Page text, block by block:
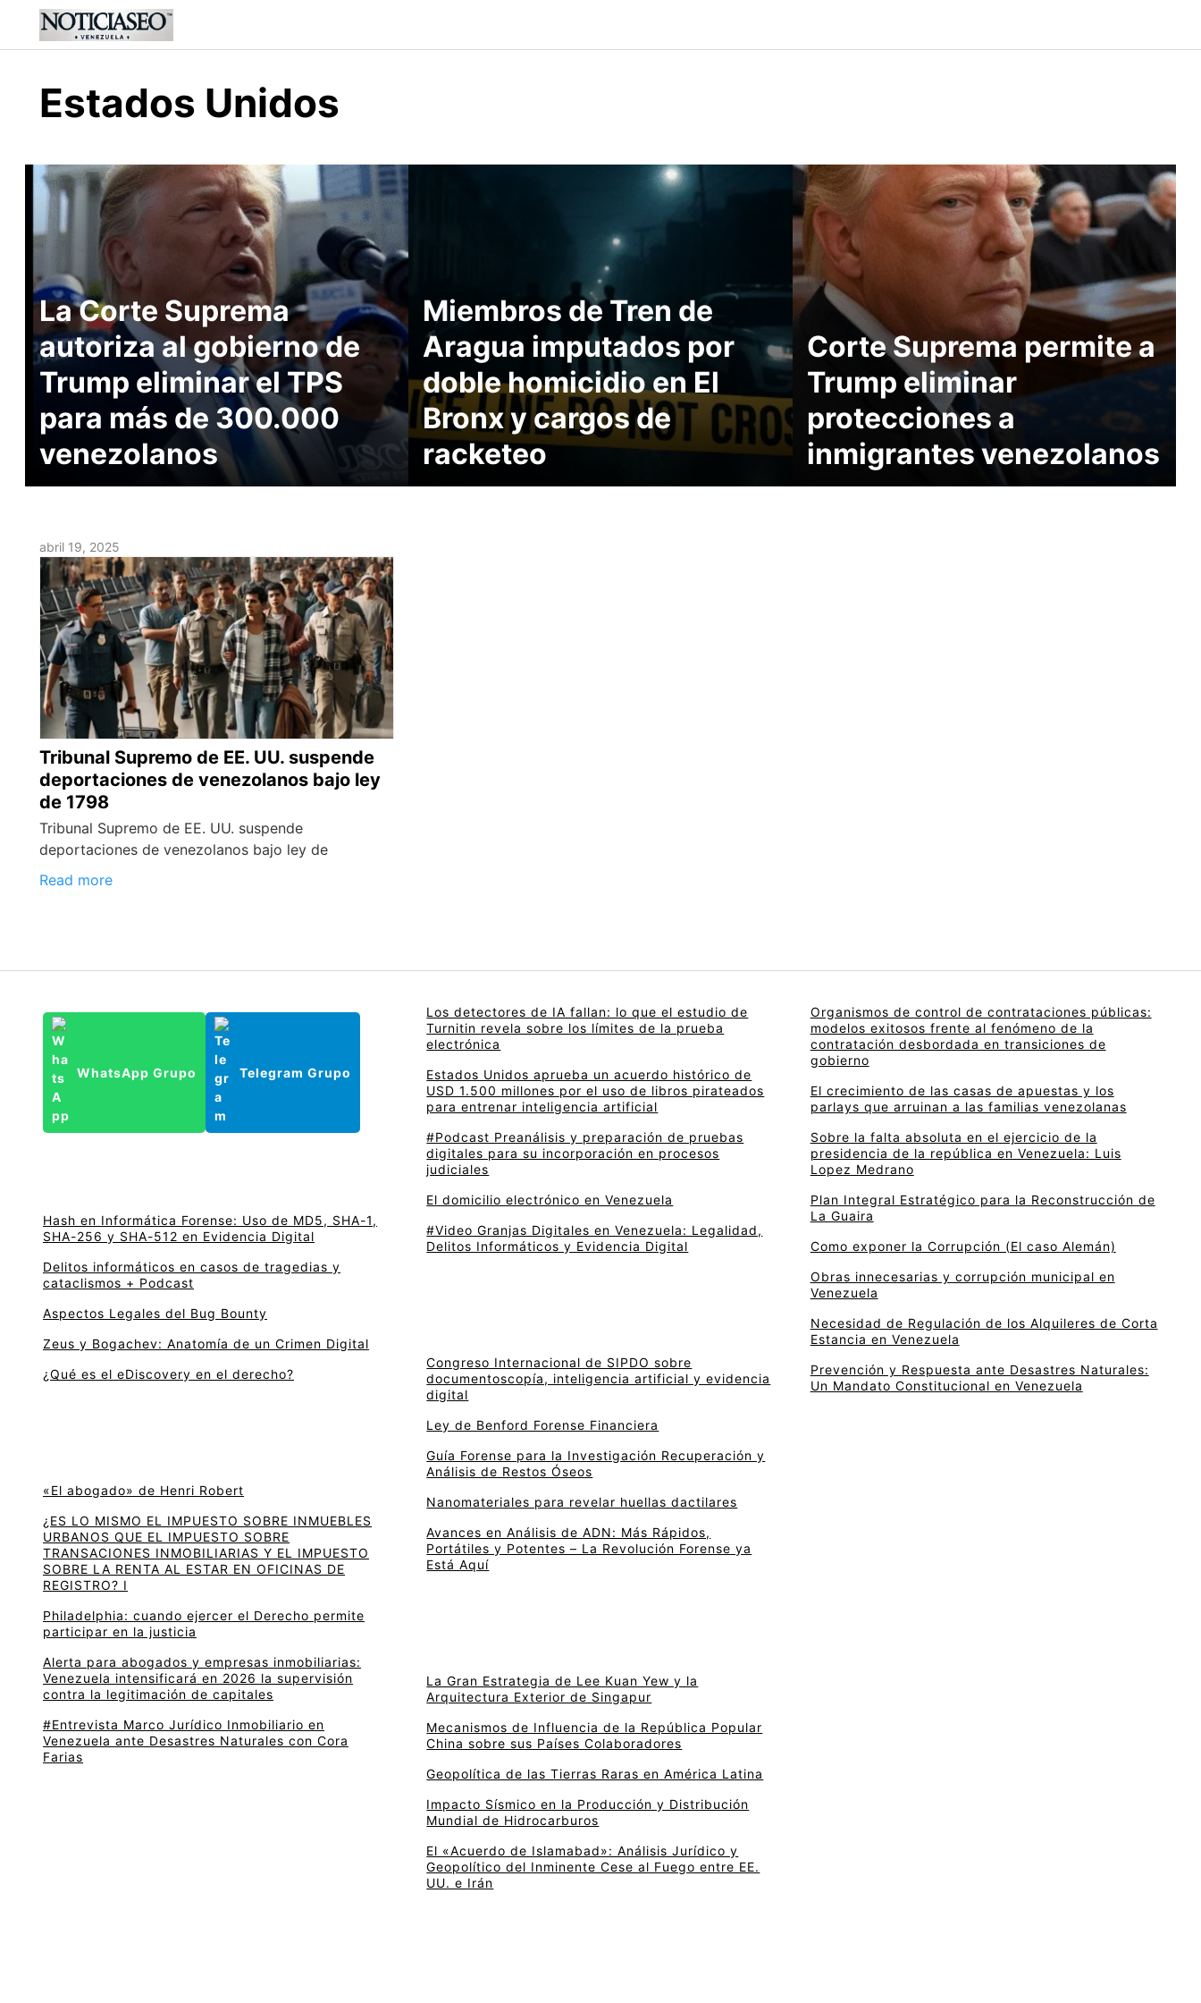
content
Estados Unidos
La Corte Suprema
autoriza al gobierno de
Trump eliminar el TPS
para más de 300.000
venezolanos
Miembros de Tren de
Aragua imputados por
doble homicidio en El
Bronx y cargos de
racketeo
Corte Suprema permite a
Trump eliminar
protecciones a
inmigrantes venezolanos
abril 19, 2025
Tribunal Supremo de EE. UU. suspende
deportaciones de venezolanos bajo ley
de 1798
Tribunal Supremo de EE. UU. suspende
deportaciones de venezolanos bajo ley de
Read more
WhatsApp Grupo Telegram Grupo
Hash en Informática Forense: Uso de MD5, SHA-1,
SHA-256 y SHA-512 en Evidencia Digital
Delitos informáticos en casos de tragedias y
cataclismos + Podcast
Aspectos Legales del Bug Bounty
Zeus y Bogachev: Anatomía de un Crimen Digital
¿Qué es el eDiscovery en el derecho?
«El abogado» de Henri Robert
¿ES LO MISMO EL IMPUESTO SOBRE INMUEBLES
URBANOS QUE EL IMPUESTO SOBRE
TRANSACIONES INMOBILIARIAS Y EL IMPUESTO
SOBRE LA RENTA AL ESTAR EN OFICINAS DE
REGISTRO? I
Philadelphia: cuando ejercer el Derecho permite
participar en la justicia
Alerta para abogados y empresas inmobiliarias:
Venezuela intensificará en 2026 la supervisión
contra la legitimación de capitales
#Entrevista Marco Jurídico Inmobiliario en
Venezuela ante Desastres Naturales con Cora
Farias
Los detectores de IA fallan: lo que el estudio de
Turnitin revela sobre los límites de la prueba
electrónica
Estados Unidos aprueba un acuerdo histórico de
USD 1.500 millones por el uso de libros pirateados
para entrenar inteligencia artificial
#Podcast Preanálisis y preparación de pruebas
digitales para su incorporación en procesos
judiciales
El domicilio electrónico en Venezuela
#Video Granjas Digitales en Venezuela: Legalidad,
Delitos Informáticos y Evidencia Digital
Congreso Internacional de SIPDO sobre
documentoscopía, inteligencia artificial y evidencia
digital
Ley de Benford Forense Financiera
Guía Forense para la Investigación Recuperación y
Análisis de Restos Óseos
Nanomateriales para revelar huellas dactilares
Avances en Análisis de ADN: Más Rápidos,
Portátiles y Potentes – La Revolución Forense ya
Está Aquí
La Gran Estrategia de Lee Kuan Yew y la
Arquitectura Exterior de Singapur
Mecanismos de Influencia de la República Popular
China sobre sus Países Colaboradores
Geopolítica de las Tierras Raras en América Latina
Impacto Sísmico en la Producción y Distribución
Mundial de Hidrocarburos
El «Acuerdo de Islamabad»: Análisis Jurídico y
Geopolítico del Inminente Cese al Fuego entre EE.
UU. e Irán
Organismos de control de contrataciones públicas:
modelos exitosos frente al fenómeno de la
contratación desbordada en transiciones de
gobierno
El crecimiento de las casas de apuestas y los
parlays que arruinan a las familias venezolanas
Sobre la falta absoluta en el ejercicio de la
presidencia de la república en Venezuela: Luis
Lopez Medrano
Plan Integral Estratégico para la Reconstrucción de
La Guaira
Como exponer la Corrupción (El caso Alemán)
Obras innecesarias y corrupción municipal en
Venezuela
Necesidad de Regulación de los Alquileres de Corta
Estancia en Venezuela
Prevención y Respuesta ante Desastres Naturales:
Un Mandato Constitucional en Venezuela